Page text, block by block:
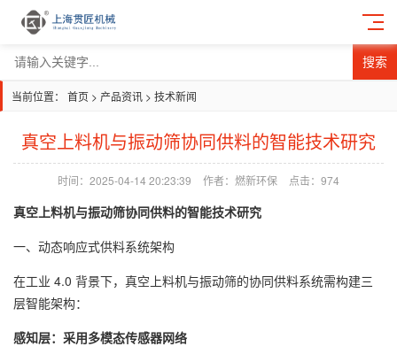
搜索
当前位置： 首页 > 产品资讯 > 技术新闻
真空上料机与振动筛协同供料的智能技术研究
时间：2025-04-14 20:23:39 作者：燃新环保 点击： 974
真空上料机与振动筛协同供料的智能技术研究
一、动态响应式供料系统架构
在工业 4.0 背景下，真空上料机与振动筛的协同供料系统需构建三
层智能架构：
感知层：采用多模态传感器网络